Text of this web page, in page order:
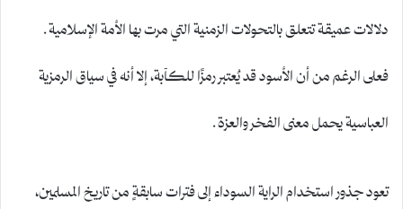
دلالات عميقة تتعلق بالتحولات الزمنية التي مرت بها الأمة الإسلامية.
فعلى الرغم من أن الأسود قد يُعتبر رمزًا للكآبة، إلا أنه في سياق الرمزية
العباسية يحمل معنى الفخر والعزة.
تعود جذور استخدام الراية السوداء إلى فترات سابقةٍ من تاريخ المسلمين،